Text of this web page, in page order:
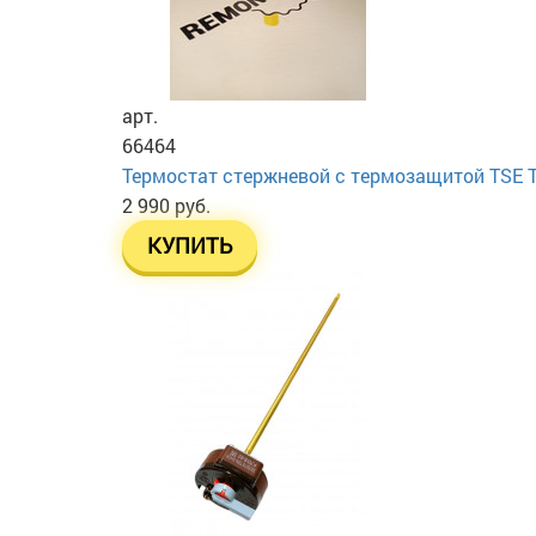
арт.
66464
Термостат стержневой с термозащитой TSE
2 990 руб.
КУПИТЬ